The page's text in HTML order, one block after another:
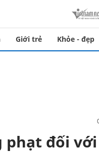
Giới trẻ Khỏe - đẹp
đối với